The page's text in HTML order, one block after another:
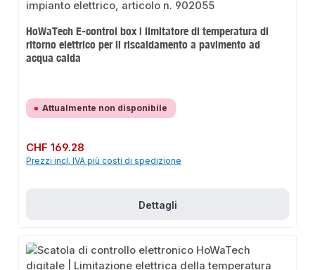
HoWaTech E-control box | limitatore di temperatura di
ritorno elettrico per il riscaldamento a pavimento ad
acqua calda
Attualmente non disponibile
Prezzo normale:
CHF 169.28
Prezzi incl. IVA più costi di spedizione
Dettagli